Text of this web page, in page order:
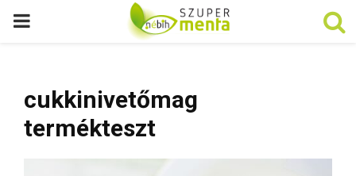
P
cukkinivetőmag
termékteszt